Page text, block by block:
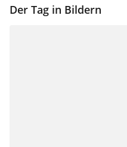
Der Tag in Bildern